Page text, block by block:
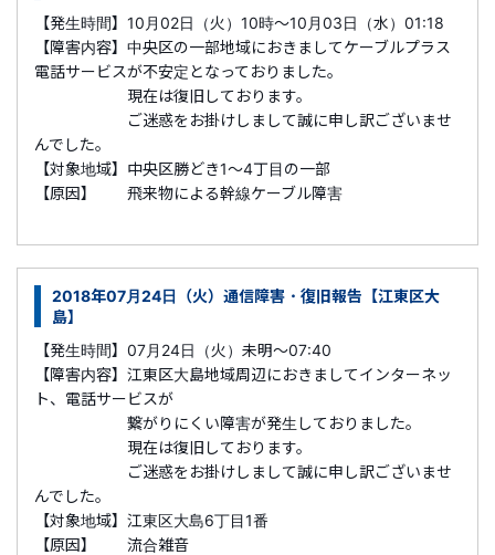
【発生時間】10月02日（火）10時～10月03日（水）01:18
【障害内容】中央区の一部地域におきましてケーブルプラス
電話サービスが不安定となっておりました。
現在は復旧しております。
ご迷惑をお掛けしまして誠に申し訳ございませ
んでした。
【対象地域】中央区勝どき1～4丁目の一部
【原因】 飛来物による幹線ケーブル障害
2018年07月24日（火）通信障害・復旧報告【江東区大
島】
【発生時間】07月24日（火）未明～07:40
【障害内容】江東区大島地域周辺におきましてインターネッ
ト、電話サービスが
繋がりにくい障害が発生しておりました。
現在は復旧しております。
ご迷惑をお掛けしまして誠に申し訳ございませ
んでした。
【対象地域】江東区大島6丁目1番
【原因】 流合雑音